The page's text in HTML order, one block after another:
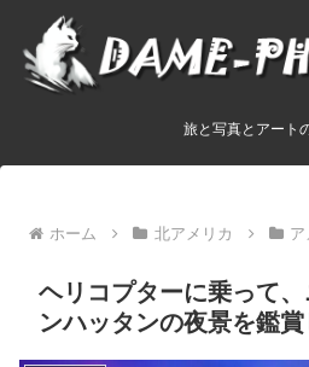
旅と写真とアート
ホーム 北アメリカ ア
ヘリコプターに乗って
ンハッタンの夜景を鑑賞